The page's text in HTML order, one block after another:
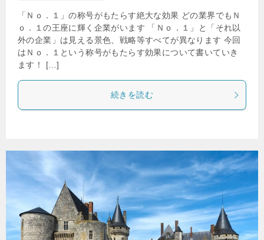
「Ｎｏ．１」の称号がもたらす絶大な効果 どの業界でもＮ
ｏ．１の王座に輝く企業がいます 「Ｎｏ．１」と「それ以
外の企業」は見える景色、戦略等すべてが異なります 今回
はＮｏ．１という称号がもたらす効果について書いていき
ます！ […]
続きを読む